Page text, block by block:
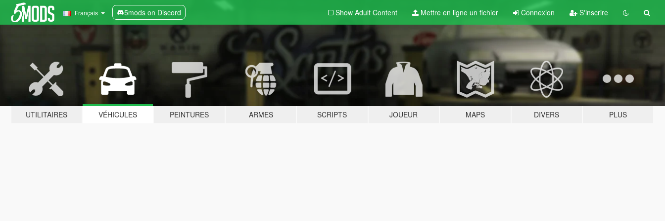
Français 5mods on Discord Show Adult Content Mettre en ligne un fichier Connexion S'inscrire
UTILITAIRES VÉHICULES PEINTURES ARMES SCRIPTS JOUEUR MAPS DIVERS PLUS